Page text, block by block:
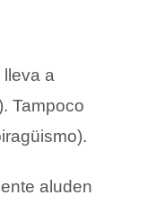
a
Tampoco
aluden